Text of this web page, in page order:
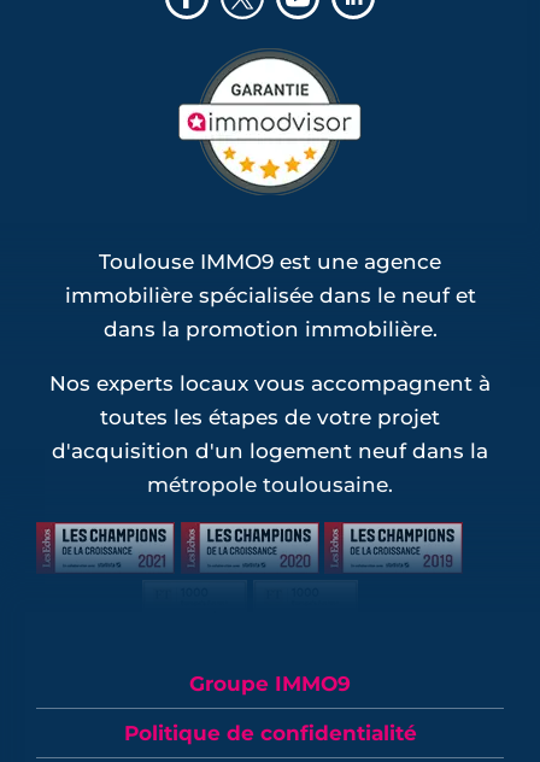
Toulouse IMMO9 est une agence
immobilière spécialisée dans le neuf et
dans la promotion immobilière.
Nos experts locaux vous accompagnent à
toutes les étapes de votre projet
d'acquisition d'un logement neuf dans la
métropole toulousaine.
Groupe IMMO9
Politique de confidentialité